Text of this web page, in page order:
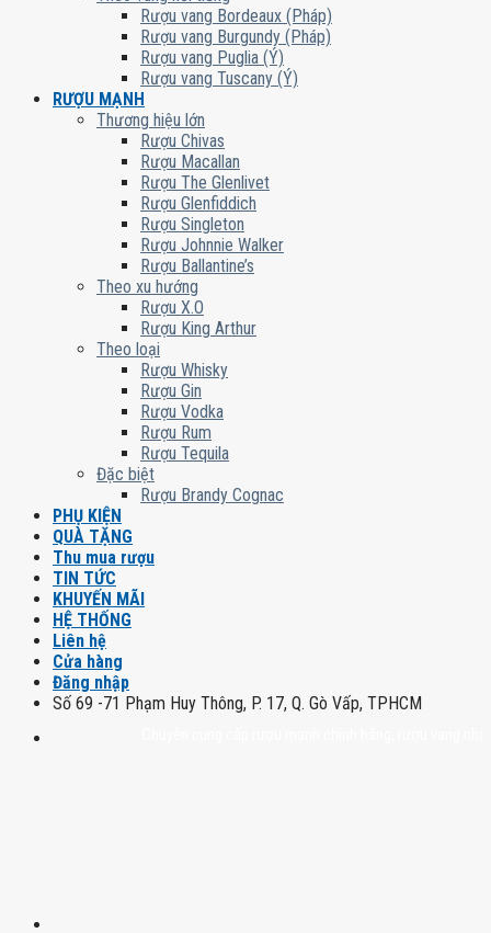
Rượu vang Bordeaux (Pháp)
Rượu vang Burgundy (Pháp)
Rượu vang Puglia (Ý)
Rượu vang Tuscany (Ý)
RƯỢU MẠNH
Thương hiệu lớn
Rượu Chivas
Rượu Macallan
Rượu The Glenlivet
Rượu Glenfiddich
Rượu Singleton
Rượu Johnnie Walker
Rượu Ballantine’s
Theo xu hướng
Rượu X.O
Rượu King Arthur
Theo loại
Rượu Whisky
Rượu Gin
Rượu Vodka
Rượu Rum
Rượu Tequila
Đặc biệt
Rượu Brandy Cognac
PHỤ KIỆN
QUÀ TẶNG
Thu mua rượu
TIN TỨC
KHUYẾN MÃI
HỆ THỐNG
Liên hệ
Cửa hàng
Đăng nhập
Số 69 -71 Phạm Huy Thông, P. 17, Q. Gò Vấp, TPHCM